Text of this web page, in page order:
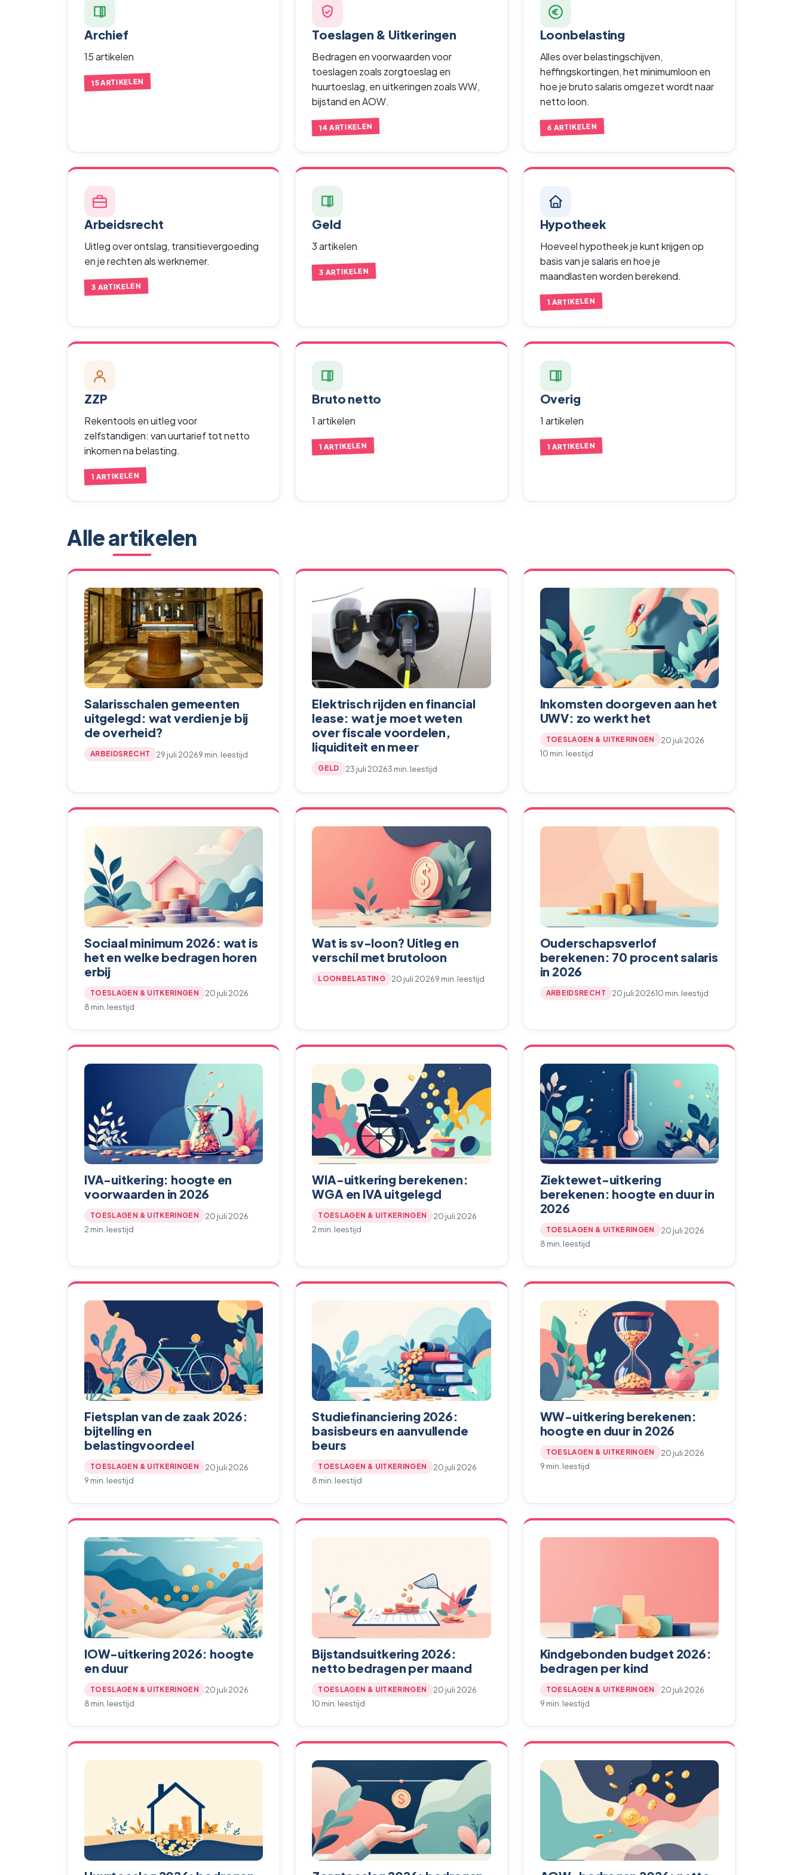
Archief
15 artikelen
15 ARTIKELEN
Toeslagen & Uitkeringen
Bedragen en voorwaarden voor
toeslagen zoals zorgtoeslag en
huurtoeslag, en uitkeringen zoals WW,
bijstand en AOW.
14 ARTIKELEN
Loonbelasting
Alles over belastingschijven,
heffingskortingen, het minimumloon en
hoe je bruto salaris omgezet wordt naar
netto loon.
6 ARTIKELEN
Arbeidsrecht
Uitleg over ontslag, transitievergoeding
en je rechten als werknemer.
3 ARTIKELEN
Geld
3 artikelen
3 ARTIKELEN
Hypotheek
Hoeveel hypotheek je kunt krijgen op
basis van je salaris en hoe je
maandlasten worden berekend.
1 ARTIKELEN
ZZP
Rekentools en uitleg voor
zelfstandigen: van uurtarief tot netto
inkomen na belasting.
1 ARTIKELEN
Bruto netto
1 artikelen
1 ARTIKELEN
Overig
1 artikelen
1 ARTIKELEN
Alle artikelen
Salarisschalen gemeenten
uitgelegd: wat verdien je bij
de overheid?
ARBEIDSRECHT 29 juli 20269 min. leestijd
Elektrisch rijden en financial
lease: wat je moet weten
over fiscale voordelen,
liquiditeit en meer
GELD 23 juli 20263 min. leestijd
Inkomsten doorgeven aan het
UWV: zo werkt het
TOESLAGEN & UITKERINGEN
20 juli 2026
10 min. leestijd
Sociaal minimum 2026: wat is
het en welke bedragen horen
erbij
TOESLAGEN & UITKERINGEN
20 juli 2026
8 min. leestijd
Wat is sv-loon? Uitleg en
verschil met brutoloon
LOONBELASTING 20 juli 20269 min. leestijd
Ouderschapsverlof
berekenen: 70 procent salaris
in 2026
ARBEIDSRECHT 20 juli 202610 min. leestijd
IVA-uitkering: hoogte en
voorwaarden in 2026
TOESLAGEN & UITKERINGEN
20 juli 2026
2 min. leestijd
WIA-uitkering berekenen:
WGA en IVA uitgelegd
TOESLAGEN & UITKERINGEN
20 juli 2026
2 min. leestijd
Ziektewet-uitkering
berekenen: hoogte en duur in
2026
TOESLAGEN & UITKERINGEN
20 juli 2026
8 min. leestijd
Fietsplan van de zaak 2026:
bijtelling en
belastingvoordeel
TOESLAGEN & UITKERINGEN
20 juli 2026
9 min. leestijd
Studiefinanciering 2026:
basisbeurs en aanvullende
beurs
TOESLAGEN & UITKERINGEN
20 juli 2026
8 min. leestijd
WW-uitkering berekenen:
hoogte en duur in 2026
TOESLAGEN & UITKERINGEN
20 juli 2026
9 min. leestijd
IOW-uitkering 2026: hoogte
en duur
TOESLAGEN & UITKERINGEN
20 juli 2026
8 min. leestijd
Bijstandsuitkering 2026:
netto bedragen per maand
TOESLAGEN & UITKERINGEN
20 juli 2026
10 min. leestijd
Kindgebonden budget 2026:
bedragen per kind
TOESLAGEN & UITKERINGEN
20 juli 2026
9 min. leestijd